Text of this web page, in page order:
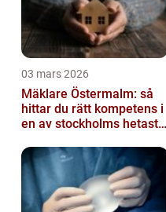
03 mars 2026
Mäklare Östermalm: så
hittar du rätt kompetens i
en av stockholms hetaste